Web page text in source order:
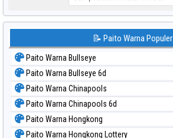
📝 Paito Warna Populer
Paito Warna Bullseye
Paito Warna Bullseye 6d
Paito Warna Chinapools
Paito Warna Chinapools 6d
Paito Warna Hongkong
Paito Warna Hongkong Lottery